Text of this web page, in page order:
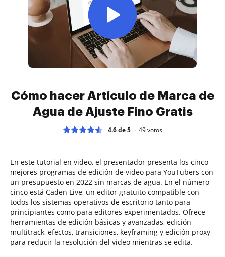
Cómo hacer Artículo de Marca de
Agua de Ajuste Fino Gratis
4.6 de 5 49votos
En este tutorial en video, el presentador presenta los cinco
mejores programas de edición de video para YouTubers con
un presupuesto en 2022 sin marcas de agua. En el número
cinco está Caden Live, un editor gratuito compatible con
todos los sistemas operativos de escritorio tanto para
principiantes como para editores experimentados. Ofrece
herramientas de edición básicas y avanzadas, edición
multitrack, efectos, transiciones, keyframing y edición proxy
para reducir la resolución del video mientras se edita.